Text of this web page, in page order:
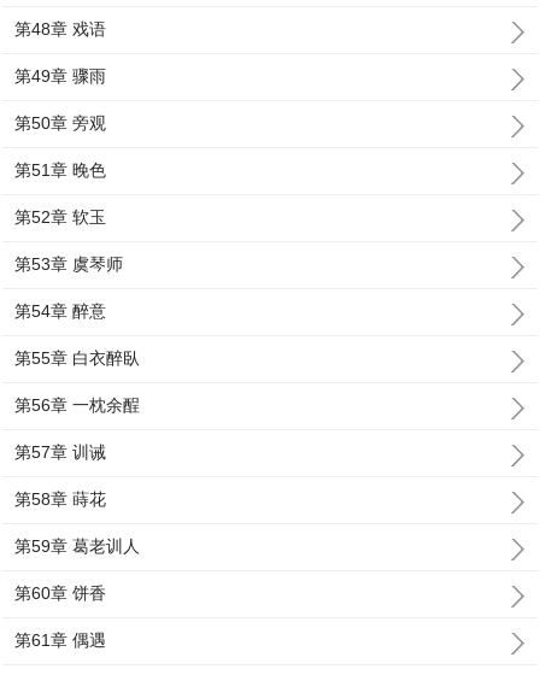
第48章 戏语
第49章 骤雨
第50章 旁观
第51章 晚色
第52章 软玉
第53章 虞琴师
第54章 醉意
第55章 白衣醉臥
第56章 一枕余酲
第57章 训诫
第58章 蒔花
第59章 葛老训人
第60章 饼香
第61章 偶遇